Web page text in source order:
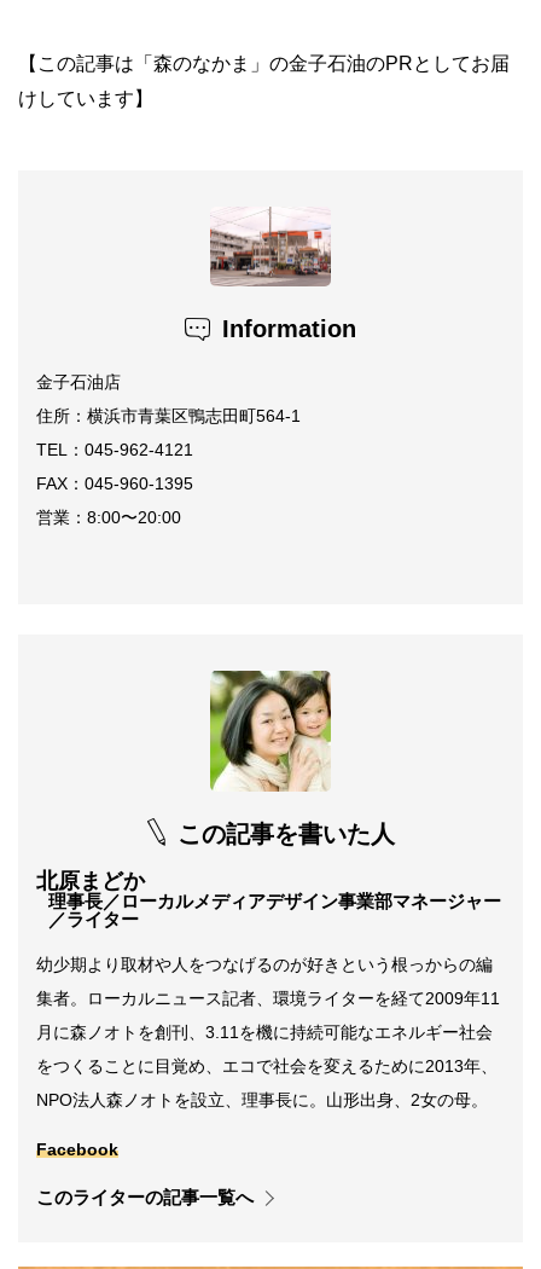
【この記事は「森のなかま」の金子石油のPRとしてお届
けしています】
Information
金子石油店
住所：横浜市青葉区鴨志田町564-1
TEL：045-962-4121
FAX：045-960-1395
営業：8:00〜20:00
この記事を書いた人
北原まどか
理事長／ローカルメディアデザイン事業部マネージャー
／ライター
幼少期より取材や人をつなげるのが好きという根っからの編
集者。ローカルニュース記者、環境ライターを経て2009年11
月に森ノオトを創刊、3.11を機に持続可能なエネルギー社会
をつくることに目覚め、エコで社会を変えるために2013年、
NPO法人森ノオトを設立、理事長に。山形出身、2女の母。
Facebook
このライターの記事一覧へ